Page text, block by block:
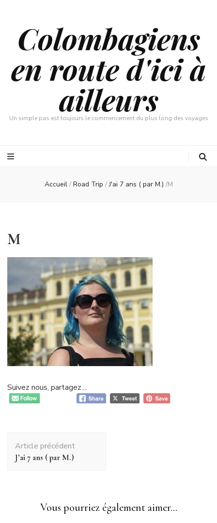
Colombagiens
en route d'ici à
ailleurs
Un simple pas est toujours le commencement du plus long des voyages
Accueil / Road Trip / J'ai 7 ans ( par M.) /M
M
Suivez nous, partagez....
d'article
Article précédent
J’ai 7 ans ( par M.)
Vous pourriez également aimer...